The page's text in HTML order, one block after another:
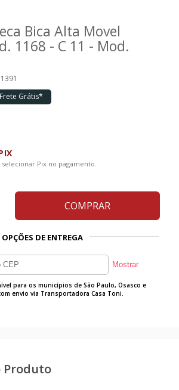
Bica Alta Movel
1168 - C 11 - Mod.
1391
Frete Grátis*
Pix no pagamento.
COMPRAR
OPÇÕES DE ENTREGA
para os municípios de São Paulo, Osasco e
envio via Transportadora Casa Toni.
Produto